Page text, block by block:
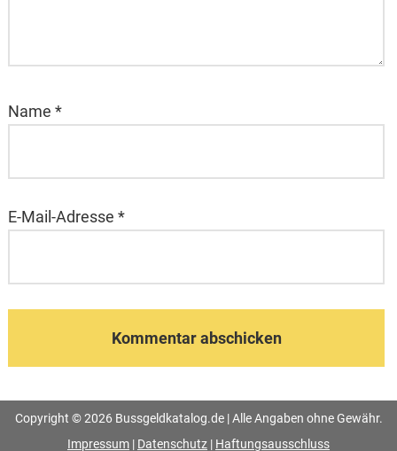
Name *
E-Mail-Adresse *
Copyright © 2026 Bussgeldkatalog.de | Alle Angaben ohne Gewähr.
Impressum | Datenschutz | Haftungsausschluss